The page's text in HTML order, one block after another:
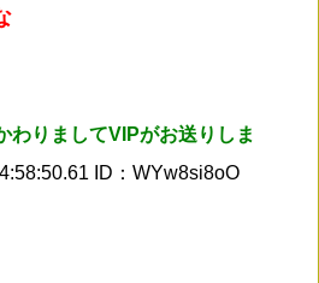
わりましてVIPがお送りしま
ID：WYw8si8oO